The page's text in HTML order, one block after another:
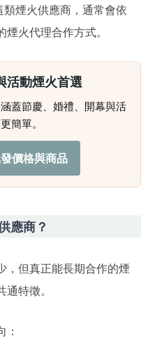
類煙火供應商，通常會依
火代理合作方式。
活動煙火首選
蓋節慶、婚禮、開幕與活
簡單。
價格與商品
應商？
，但真正能長期合作的煙
特徵。